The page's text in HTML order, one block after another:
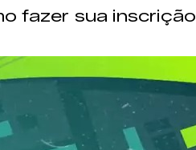
fazer sua